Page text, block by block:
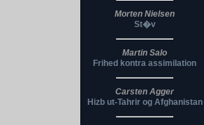
Morten Nielsen
St�v
Martin Salo
Frihed kontra assimilation
Carsten Agger
Hizb ut-Tahrir og Afghanistan